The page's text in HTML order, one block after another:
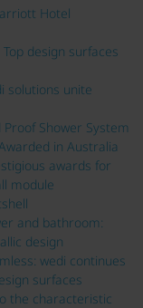
Hotel
design surfaces
solutions unite
Shower System
in Australia
awards for
module
and bathroom:
design
wedi continues
surfaces
the characteristic